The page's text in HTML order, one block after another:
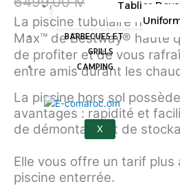
Tablier
BARBECUES ET
GRILLS
CAMPING
X
La piscine tubulaire hors-
Max™ de Bestway® haute
de profiter et de vous
entre amis durant les
La piscine hors sol
avantages : rapidité et
de démontage et de
Elle vous offre un tarif plus
piscine enterrée.